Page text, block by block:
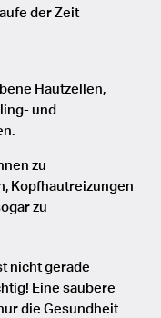
der Zeit
Hautzellen,
und
zu
Kopfhautreizungen
zu
nicht gerade
Eine saubere
die Gesundheit